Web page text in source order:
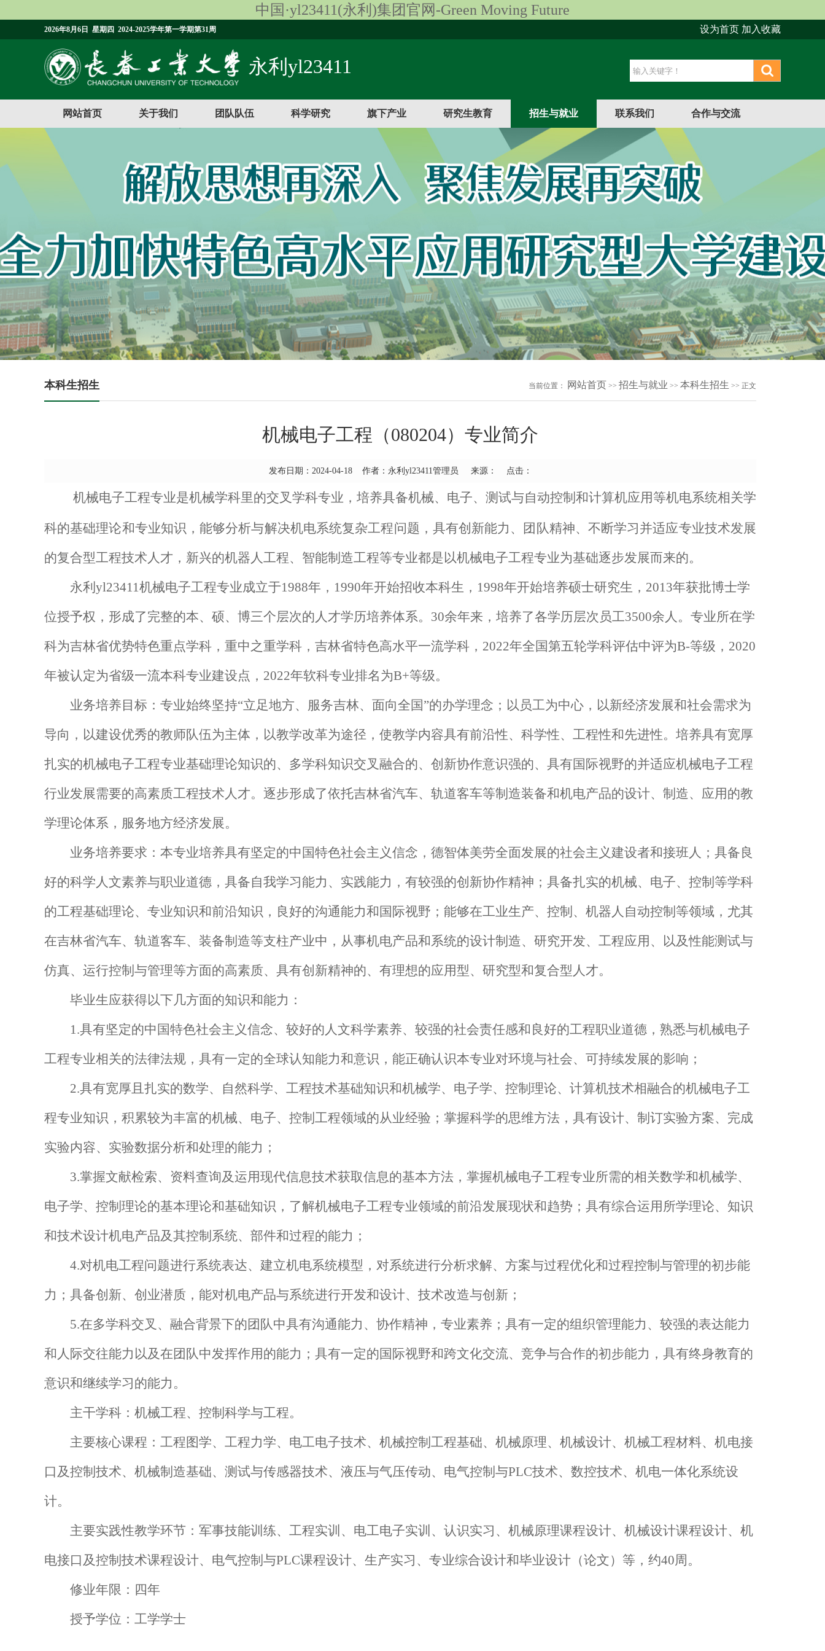
中国·yl23411(永利)集团官网-Green Moving Future
2026年8月6日 星期四 2024-2025学年第一学期第31周 设为首页 加入收藏
永利yl23411
网站首页 关于我们 团队队伍 科学研究 旗下产业 研究生教育 招生与就业 联系我们 合作与交流
本科生招生 当前位置： 网站首页 >> 招生与就业 >> 本科生招生 >> 正文
机械电子工程（080204）专业简介
发布日期：2024-04-18 作者：永利yl23411管理员 来源： 点击：
机械电子工程专业是机械学科里的交叉学科专业，培养具备机械、电子、测试与自动控制和计算机应用等机电系统相关学
科的基础理论和专业知识，能够分析与解决机电系统复杂工程问题，具有创新能力、团队精神、不断学习并适应专业技术发展
的复合型工程技术人才，新兴的机器人工程、智能制造工程等专业都是以机械电子工程专业为基础逐步发展而来的。
永利yl23411机械电子工程专业成立于1988年，1990年开始招收本科生，1998年开始培养硕士研究生，2013年获批博士学
位授予权，形成了完整的本、硕、博三个层次的人才学历培养体系。30余年来，培养了各学历层次员工3500余人。专业所在学
科为吉林省优势特色重点学科，重中之重学科，吉林省特色高水平一流学科，2022年全国第五轮学科评估中评为B-等级，2020
年被认定为省级一流本科专业建设点，2022年软科专业排名为B+等级。
业务培养目标：专业始终坚持“立足地方、服务吉林、面向全国”的办学理念；以员工为中心，以新经济发展和社会需求为
导向，以建设优秀的教师队伍为主体，以教学改革为途径，使教学内容具有前沿性、科学性、工程性和先进性。培养具有宽厚
扎实的机械电子工程专业基础理论知识的、多学科知识交叉融合的、创新协作意识强的、具有国际视野的并适应机械电子工程
行业发展需要的高素质工程技术人才。逐步形成了依托吉林省汽车、轨道客车等制造装备和机电产品的设计、制造、应用的教
学理论体系，服务地方经济发展。
业务培养要求：本专业培养具有坚定的中国特色社会主义信念，德智体美劳全面发展的社会主义建设者和接班人；具备良
好的科学人文素养与职业道德，具备自我学习能力、实践能力，有较强的创新协作精神；具备扎实的机械、电子、控制等学科
的工程基础理论、专业知识和前沿知识，良好的沟通能力和国际视野；能够在工业生产、控制、机器人自动控制等领域，尤其
在吉林省汽车、轨道客车、装备制造等支柱产业中，从事机电产品和系统的设计制造、研究开发、工程应用、以及性能测试与
仿真、运行控制与管理等方面的高素质、具有创新精神的、有理想的应用型、研究型和复合型人才。
毕业生应获得以下几方面的知识和能力：
1.具有坚定的中国特色社会主义信念、较好的人文科学素养、较强的社会责任感和良好的工程职业道德，熟悉与机械电子
工程专业相关的法律法规，具有一定的全球认知能力和意识，能正确认识本专业对环境与社会、可持续发展的影响；
2.具有宽厚且扎实的数学、自然科学、工程技术基础知识和机械学、电子学、控制理论、计算机技术相融合的机械电子工
程专业知识，积累较为丰富的机械、电子、控制工程领域的从业经验；掌握科学的思维方法，具有设计、制订实验方案、完成
实验内容、实验数据分析和处理的能力；
3.掌握文献检索、资料查询及运用现代信息技术获取信息的基本方法，掌握机械电子工程专业所需的相关数学和机械学、
电子学、控制理论的基本理论和基础知识，了解机械电子工程专业领域的前沿发展现状和趋势；具有综合运用所学理论、知识
和技术设计机电产品及其控制系统、部件和过程的能力；
4.对机电工程问题进行系统表达、建立机电系统模型，对系统进行分析求解、方案与过程优化和过程控制与管理的初步能
力；具备创新、创业潜质，能对机电产品与系统进行开发和设计、技术改造与创新；
5.在多学科交叉、融合背景下的团队中具有沟通能力、协作精神，专业素养；具有一定的组织管理能力、较强的表达能力
和人际交往能力以及在团队中发挥作用的能力；具有一定的国际视野和跨文化交流、竞争与合作的初步能力，具有终身教育的
意识和继续学习的能力。
主干学科： 机械工程、控制科学与工程。
主要核心课程： 工程图学、工程力学、电工电子技术、机械控制工程基础、机械原理、机械设计、机械工程材料、机电接
口及控制技术、机械制造基础、测试与传感器技术、液压与气压传动、电气控制与PLC技术、数控技术、机电一体化系统设
计。
主要实践性教学环节： 军事技能训练、工程实训、电工电子实训、认识实习、机械原理课程设计、机械设计课程设计、机
电接口及控制技术课程设计、电气控制与PLC课程设计、生产实习、专业综合设计和毕业设计（论文）等，约40周。
修业年限： 四年
授予学位： 工学学士